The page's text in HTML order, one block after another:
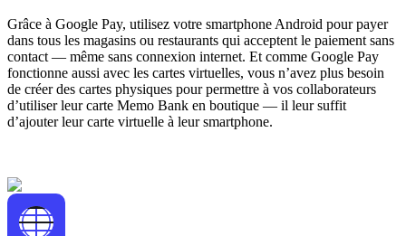
Grâce à Google Pay, utilisez votre smartphone Android pour payer
dans tous les magasins ou restaurants qui acceptent le paiement sans
contact — même sans connexion internet. Et comme Google Pay
fonctionne aussi avec les cartes virtuelles, vous n’avez plus besoin
de créer des cartes physiques pour permettre à vos collaborateurs
d’utiliser leur carte Memo Bank en boutique — il leur suffit
d’ajouter leur carte virtuelle à leur smartphone.